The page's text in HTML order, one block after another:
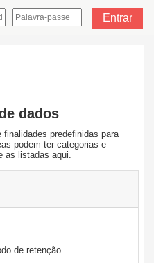
pesquisa Entrar
dados
predefinidas para
podem ter categorias e
as listadas aqui.
de retenção